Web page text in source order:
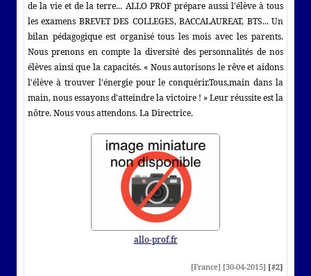
de la vie et de la terre... ALLO PROF prépare aussi l'élève à tous
les examens BREVET DES COLLEGES, BACCALAUREAT, BTS... Un
bilan pédagogique est organisé tous les mois avec les parents.
Nous prenons en compte la diversité des personnalités de nos
élèves ainsi que la capacités. « Nous autorisons le rêve et aidons
l'élève à trouver l'énergie pour le conquérir.Tous,main dans la
main, nous essayons d'atteindre la victoire ! » Leur réussite est la
nôtre. Nous vous attendons. La Directrice.
allo-prof.fr
[France] [30-04-2015] [#2]